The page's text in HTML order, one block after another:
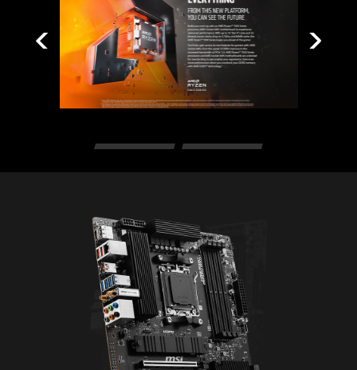
ARAMA VE FAVORİLER
Sağ üst köşede yer alan arama kutusu ve
favoriler seçeneği ile BIOS menüleri arasında
kolayca gezinin.